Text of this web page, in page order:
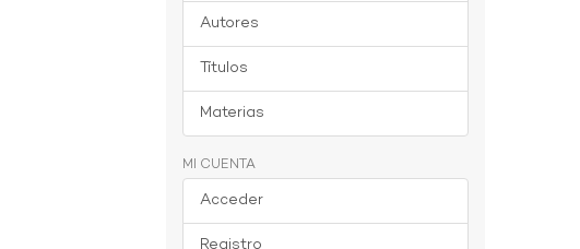
Autores
Títulos
Materias
MI CUENTA
Acceder